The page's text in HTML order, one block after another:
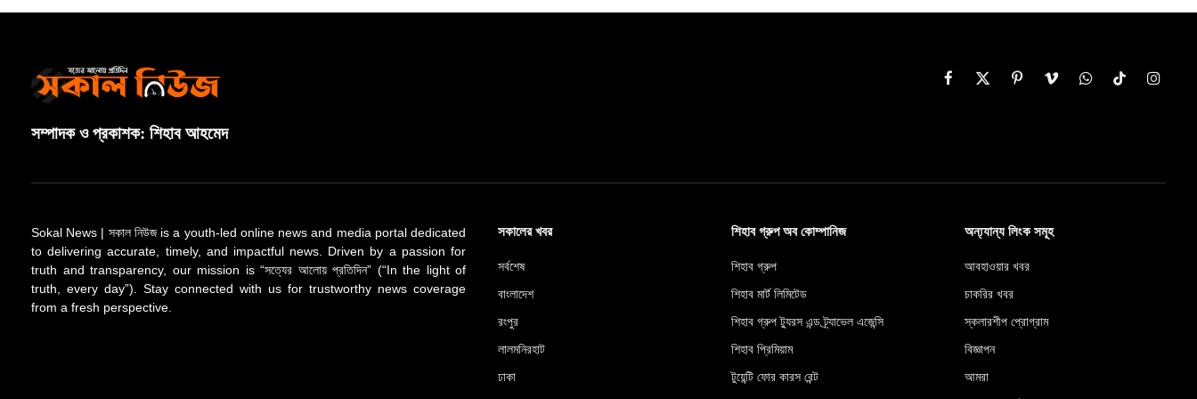
সম্পাদক ও প্রকাশক: শিহাব আহমেদ
Facebook
X
PinterestVimeoWhatsAppTikTok
Sokal News | সকাল নিউজ is a youth-led online news and media portal dedicated
to delivering accurate, timely, and impactful news. Driven by a passion for
truth and transparency, our mission is “সত্যের আলোয় প্রতিদিন” (“In the light of
truth, every day”). Stay connected with us for trustworthy news coverage
from a fresh perspective.
সকালের খবর
সর্বশেষ
বাংলাদেশ
রংপুর
লালমনিরহাট
ঢাকা
শিহাব গ্রুপ অব কোম্পানিজ
শিহাব গ্রুপ
শিহাব মার্ট লিমিটেড
শিহাব গ্রুপ ট্যুরস এন্ড ট্র্যাভেল এজেন্সি
শিহাব প্রিমিয়াম
টুয়েন্টি ফোর কারস রেন্ট
অন্য্যান্য লিংক সমূহ
আবহাওয়ার খবর
চাকরির খবর
স্কলারশীপ প্রোগ্রাম
বিজ্ঞাপন
আমরা